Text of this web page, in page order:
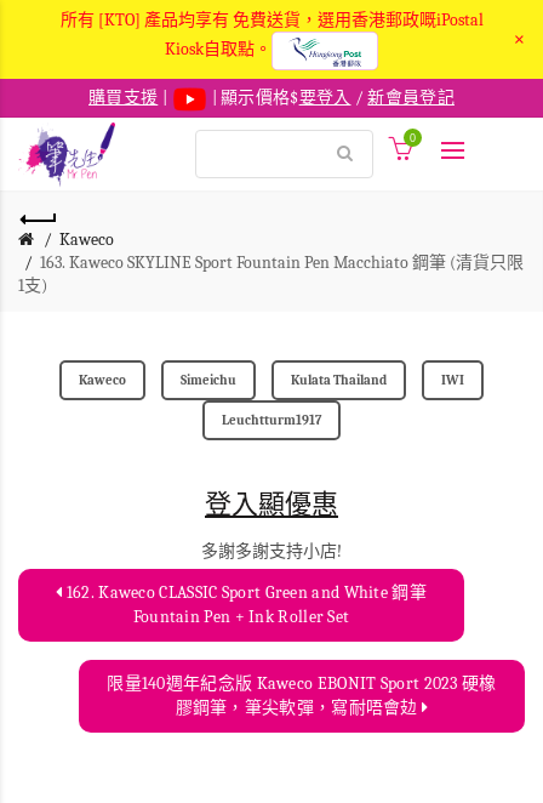
所有 [KTO] 產品均享有 免費送貨，選用香港郵政嘅iPostal
Kiosk自取點。
×
購買支援 | 顯示價格$要登入 /新會員登記
0
Kaweco
163. Kaweco SKYLINE Sport Fountain Pen Macchiato 鋼筆 (清貨只限
1支)
Kaweco Simeichu Kulata Thailand IWI
Leuchtturm1917
登入顯優惠
多謝多謝支持小店!
162. Kaweco CLASSIC Sport Green and White 鋼筆
Fountain Pen + Ink Roller Set
限量140週年紀念版 Kaweco EBONIT Sport 2023 硬橡
膠鋼筆，筆尖軟彈，寫耐唔會攰